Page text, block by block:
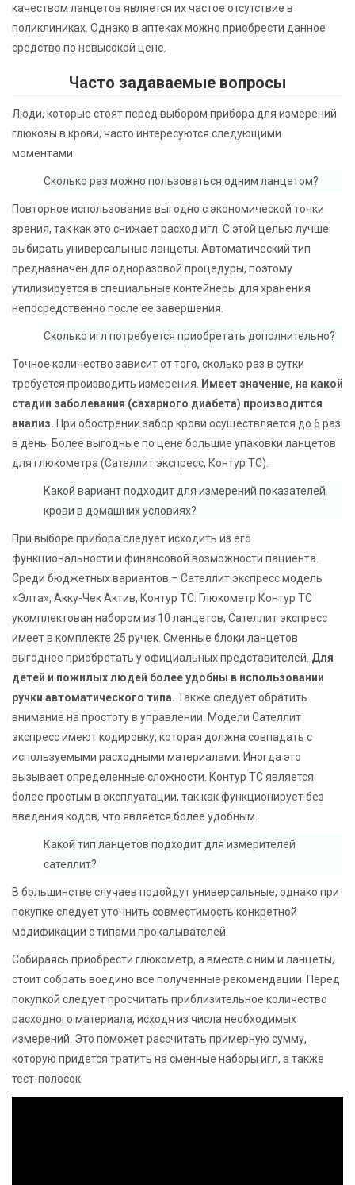
качеством ланцетов является их частое отсутствие в
поликлиниках. Однако в аптеках можно приобрести данное
средство по невысокой цене.
Часто задаваемые вопросы
Люди, которые стоят перед выбором прибора для измерений
глюкозы в крови, часто интересуются следующими
моментами:
Сколько раз можно пользоваться одним ланцетом?
Повторное использование выгодно с экономической точки
зрения, так как это снижает расход игл. С этой целью лучше
выбирать универсальные ланцеты. Автоматический тип
предназначен для одноразовой процедуры, поэтому
утилизируется в специальные контейнеры для хранения
непосредственно после ее завершения.
Сколько игл потребуется приобретать дополнительно?
Точное количество зависит от того, сколько раз в сутки
требуется производить измерения.
Имеет значение, на какой
стадии заболевания (сахарного диабета) производится
анализ. При обострении забор крови осуществляется до 6 раз
в день. Более выгодные по цене большие упаковки ланцетов
для глюкометра (Сателлит экспресс, Контур ТС).
Какой вариант подходит для измерений показателей
крови в домашних условиях?
При выборе прибора следует исходить из его
функциональности и финансовой возможности пациента.
Среди бюджетных вариантов – Сателлит экспресс модель
«Элта», Акку-Чек Актив, Контур ТС. Глюкометр Контур ТС
укомплектован набором из 10 ланцетов, Сателлит экспресс
имеет в комплекте 25 ручек. Сменные блоки ланцетов
выгоднее приобретать у официальных представителей. Для
детей и пожилых людей более удобны в использовании
ручки автоматического типа. Также следует обратить
внимание на простоту в управлении. Модели Сателлит
экспресс имеют кодировку, которая должна совпадать с
используемыми расходными материалами. Иногда это
вызывает определенные сложности. Контур ТС является
более простым в эксплуатации, так как функционирует без
введения кодов, что является более удобным.
Какой тип ланцетов подходит для измерителей
сателлит?
В большинстве случаев подойдут универсальные, однако при
покупке следует уточнить совместимость конкретной
модификации с типами прокалывателей.
Собираясь приобрести глюкометр, а вместе с ним и ланцеты,
стоит собрать воедино все полученные рекомендации. Перед
покупкой следует просчитать приблизительное количество
расходного материала, исходя из числа необходимых
измерений. Это поможет рассчитать примерную сумму,
которую придется тратить на сменные наборы игл, а также
тест-полосок.